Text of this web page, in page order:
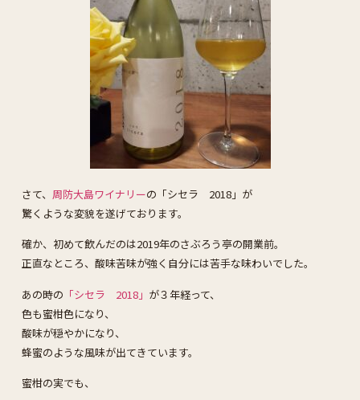
さて、 周防大島ワイナリーの「シセラ 2018」が
驚くような変貌を遂げております。
確か、初めて飲んだのは2019年のさぶろう亭の開業前。
正直なところ、酸味苦味が強く自分には苦手な味わいでした。
あの時の 「シセラ 2018」 が３年経って、
色も蜜柑色になり、
酸味が穏やかになり、
蜂蜜のような風味が出てきています。
蜜柑の実でも、